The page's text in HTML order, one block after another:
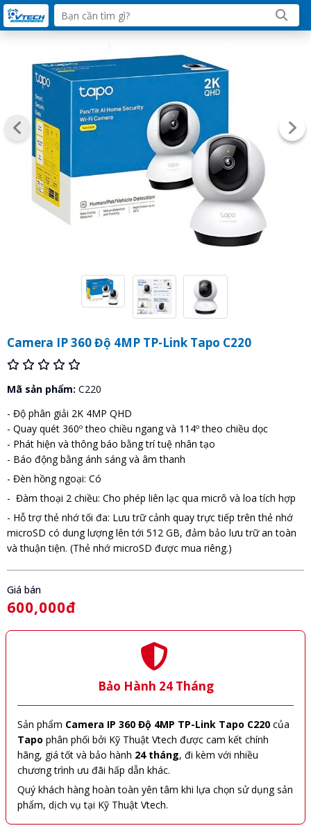
Camera IP 360 Độ 4MP TP-Link Tapo C220
Mã sản phẩm: C220
- Độ phân giải 2K 4MP QHD
- Quay quét 360º theo chiều ngang và 114º theo chiều dọc
- Phát hiện và thông báo bằng trí tuệ nhân tạo
- Báo động bằng ánh sáng và âm thanh
- Đèn hồng ngoại: Có
- Đàm thoại 2 chiều: Cho phép liên lạc qua micrô và loa tích hợp
- Hỗ trợ thẻ nhớ tối đa: Lưu trữ cảnh quay trực tiếp trên thẻ nhớ
microSD có dung lượng lên tới 512 GB, đảm bảo lưu trữ an toàn
và thuận tiện. (Thẻ nhớ microSD được mua riêng.)
Giá bán
600,000đ
Bảo Hành 24 Tháng
Sản phẩm Camera IP 360 Độ 4MP TP-Link Tapo C220 của
Tapo phân phối bởi Kỹ Thuật Vtech được cam kết chính
hãng, giá tốt và bảo hành 24 tháng, đi kèm với nhiều
chương trình ưu đãi hấp dẫn khác.
Quý khách hàng hoàn toàn yên tâm khi lựa chọn sử dụng sản
phẩm, dịch vụ tại Kỹ Thuật Vtech.